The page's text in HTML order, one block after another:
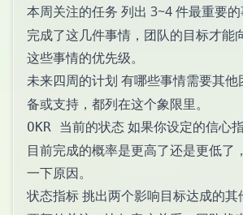
本周关注的任务 列出 3~4 件最重要
完成了这几件事情，团队的目标才能
这些事情的优先级。
未来四周的计划 有哪些事情需要其
备或支持，都列在这个象限里。
OKR 当前的状态 如果你设定的信心
目前完成的概率是更高了还是更低了
一下原因。
状态指标 挑出两个影响目标达成的其